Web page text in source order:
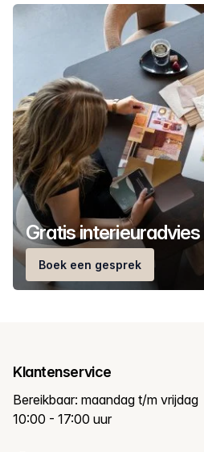
Gratis interieuradvies
Boek een gesprek
Klantenservice
Bereikbaar: maandag t/m vrijdag
10:00 - 17:00 uur